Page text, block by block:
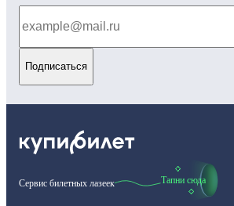
Подписаться
Сервис билетных лазеек Тапни сюда